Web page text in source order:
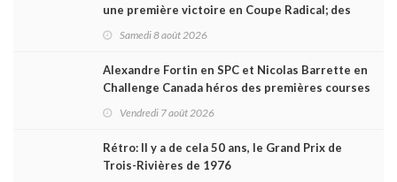
une première victoire en Coupe Radical; des
Samedi 8 août 2026
Alexandre Fortin en SPC et Nicolas Barrette en
Challenge Canada héros des premières courses
Vendredi 7 août 2026
Rétro: Il y a de cela 50 ans, le Grand Prix de
Trois-Rivières de 1976